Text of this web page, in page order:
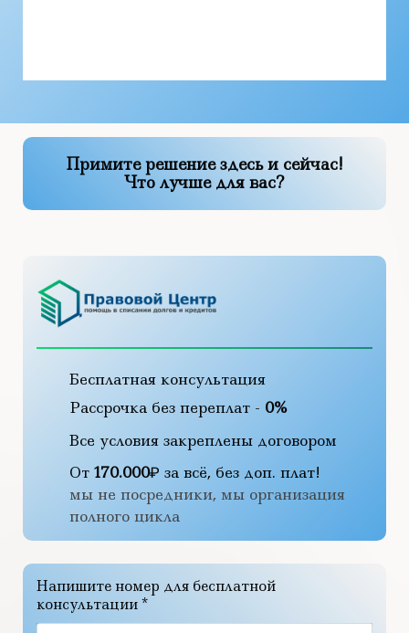
Примите решение здесь и сейчас!
Что лучше для вас?
Бесплатная консультация
Рассрочка без переплат - 0%
Все условия закреплены договором
От 170.000₽ за всё, без доп. плат!
мы не посредники, мы организация
полного цикла
Напишите номер для бесплатной
консультации *